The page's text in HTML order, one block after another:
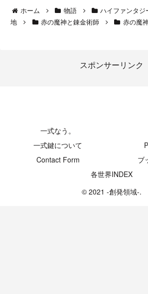
ホーム 物語 ハイファンタジ
地
赤の魔神と錬金術師 赤の魔
スポンサーリンク
一式なう。
一式鍵について
Contact Form
ブ
各世界INDEX
© 2021 -創発領域-.